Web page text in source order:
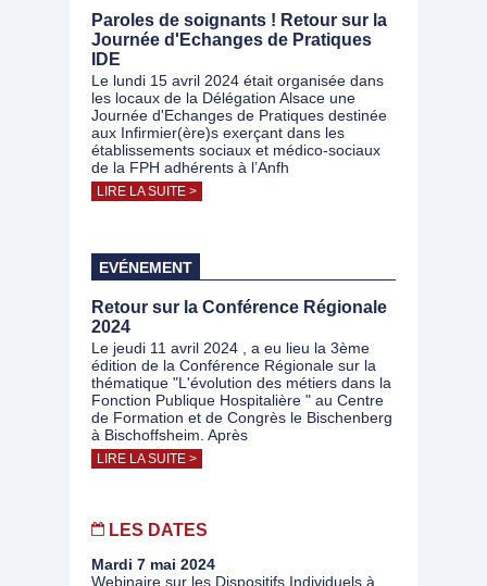
Paroles de soignants ! Retour sur la
Journée d'Echanges de Pratiques
IDE
Le lundi 15 avril 2024 était organisée dans
les locaux de la Délégation Alsace une
Journée d'Echanges de Pratiques destinée
aux Infirmier(ère)s exerçant dans les
établissements sociaux et médico-sociaux
de la FPH adhérents à l’Anfh
LIRE LA SUITE >
EVÉNEMENT
Retour sur la Conférence Régionale
2024
Le jeudi 11 avril 2024 , a eu lieu la 3ème
édition de la Conférence Régionale sur la
thématique "L'évolution des métiers dans la
Fonction Publique Hospitalière " au Centre
de Formation et de Congrès le Bischenberg
à Bischoffsheim. Après
LIRE LA SUITE >
LES DATES
Mardi 7 mai 2024
Webinaire sur les Dispositifs Individuels à